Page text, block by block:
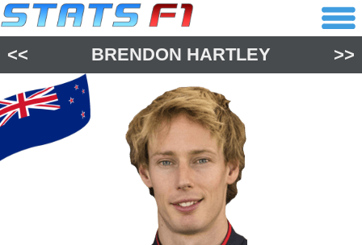
<< BRENDON HARTLEY >>